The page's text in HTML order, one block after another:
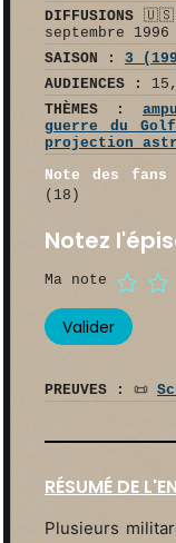
DIFFUSIONS
🇺🇸
septembre 1996
SAISON :
3
AUDIENCES :
THÈMES :
guerre du
projection
Note des fans
(18)
Notez
Ma note
PREUVES : 📜
RÉSUMÉ DE
Plusieurs